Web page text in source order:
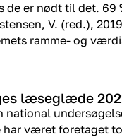
de er nødt til det.
V. (red.),
ramme- og
læseglæde
national
været foretaget